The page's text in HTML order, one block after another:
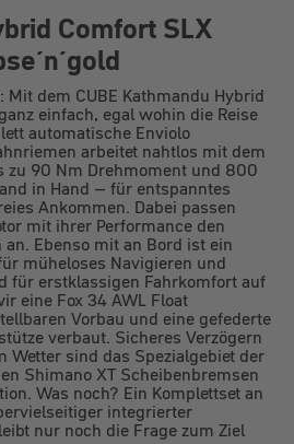
Comfort SLX
dem CUBE Kathmandu Hybrid
einfach, egal wohin die Reise
automatische Enviolo
arbeitet nahtlos mit dem
zu 90 Nm Drehmoment und 800
in Hand – für entspanntes
Ankommen. Dabei passen
mit ihrer Performance den
Ebenso mit an Bord ist ein
müheloses Navigieren und
für erstklassigen Fahrkomfort auf
eine Fox 34 AWL Float
Vorbau und eine gefederte
verbaut. Sicheres Verzögern
Wetter sind das Spezialgebiet der
Shimano XT Scheibenbremsen
Was noch? Ein Komplettset an
integrierter
nur noch die Frage zum Ziel